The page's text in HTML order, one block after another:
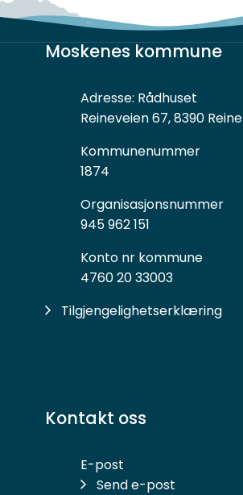
Moskenes kommune
Adresse: Rådhuset
Reineveien 67, 8390 Reine
Kommunenummer
1874
Organisasjonsnummer
945 962 151
Konto nr kommune
4760 20 33003
Tilgjengelighetserklæring
Kontakt oss
E-post
Send e-post